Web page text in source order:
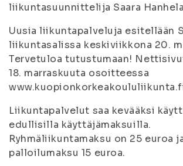
liikuntasuunnittelija Saara
Uusia liikuntapalveluja esitellään
liikuntasalissa keskiviikkona 20.
Tervetuloa tutustumaan!
18. marraskuuta osoitteessa
Liikuntapalvelut saa kevääksi
edullisilla käyttäjämaksuilla.
Ryhmäliikuntamaksu on 25 euroa
palloilumaksu 15 euroa.